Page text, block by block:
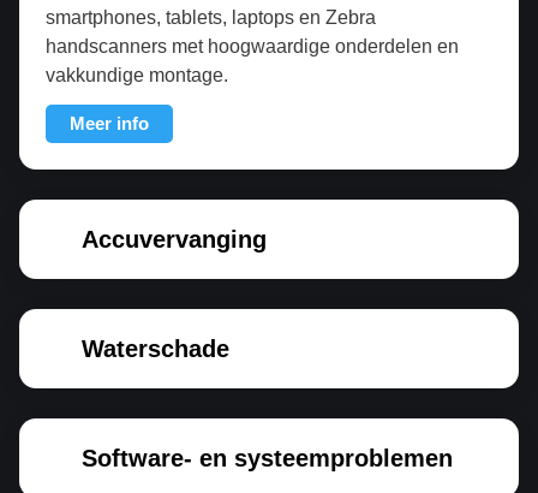
smartphones, tablets, laptops en Zebra
handscanners met hoogwaardige onderdelen en
vakkundige montage.
Meer info
Accuvervanging
Waterschade
Software- en systeemproblemen